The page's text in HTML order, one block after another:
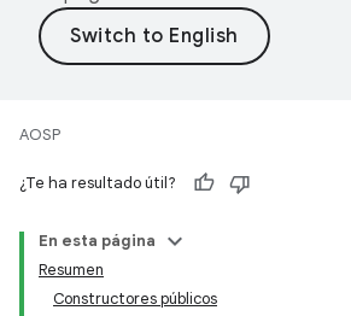
AOSP
¿Te ha resultado útil?
En esta página
Resumen
Constructores públicos